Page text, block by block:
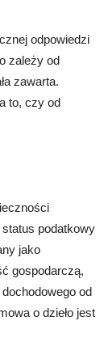
odpowiedzi
zależy od
zawarta.
to, czy od
status podatkowy
jako
gospodarczą,
od
o dzieło jest